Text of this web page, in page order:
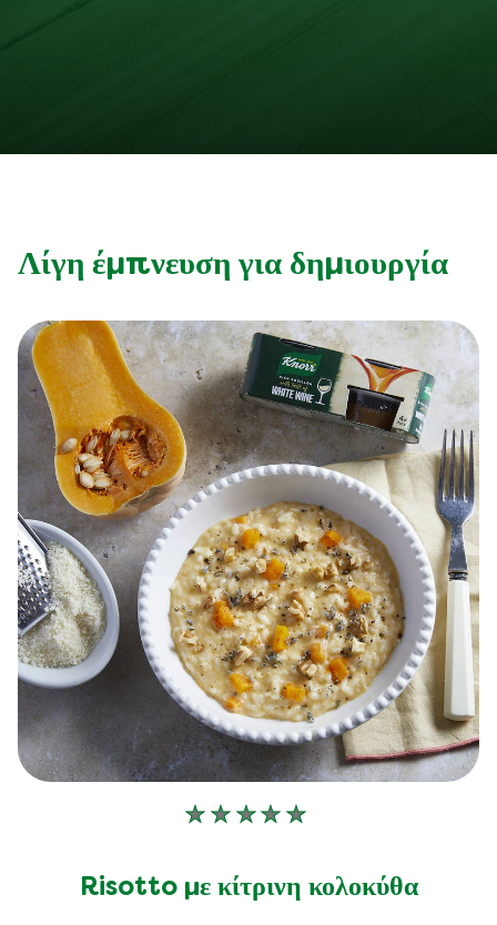
Λίγη έμπνευση για δημιουργία
Δεν
αξιολογήσεις
Risotto με κίτρινη κολοκύθα